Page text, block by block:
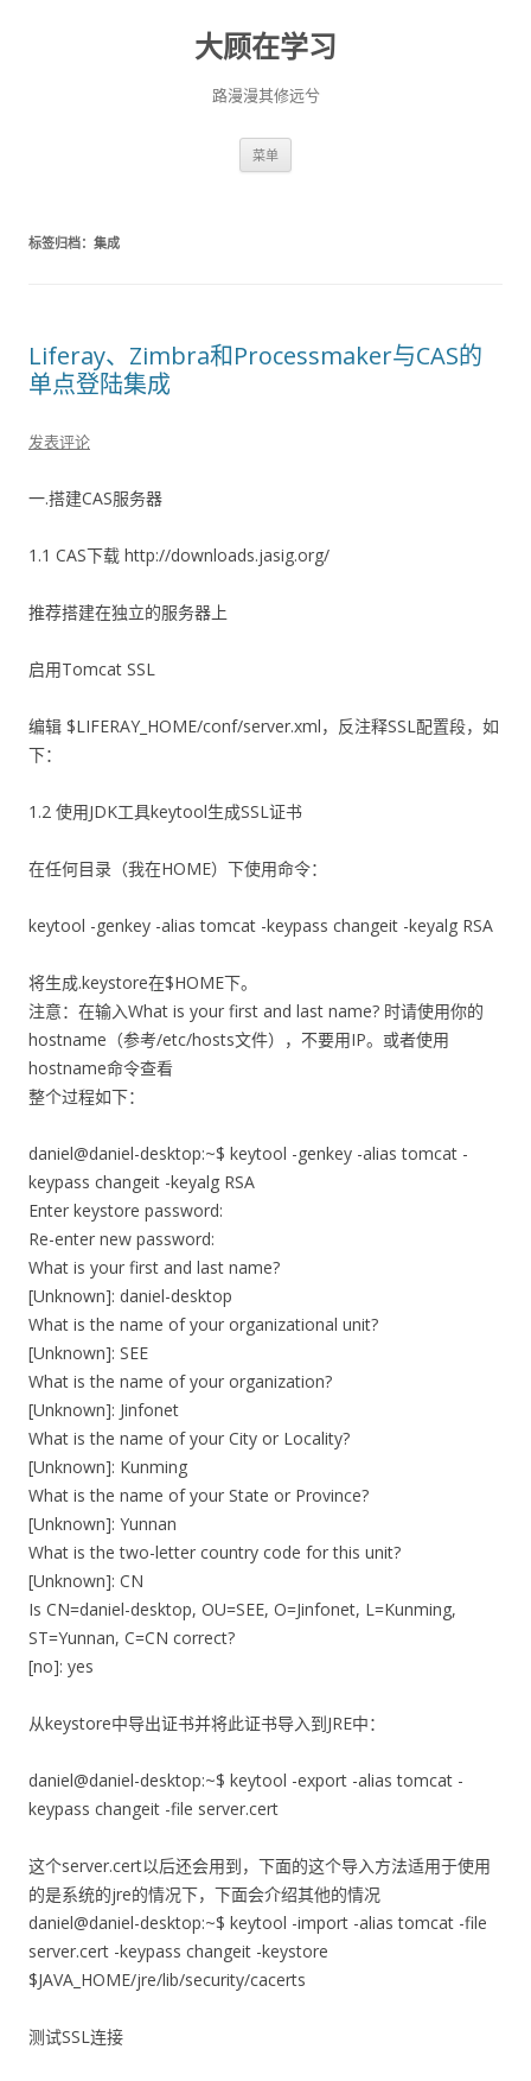
大顾在学习
路漫漫其修远兮
菜单
标签归档： 集成
Liferay、Zimbra和Processmaker与CAS的
单点登陆集成
发表评论
一.搭建CAS服务器
1.1 CAS下载 http://downloads.jasig.org/
推荐搭建在独立的服务器上
启用Tomcat SSL
编辑 $LIFERAY_HOME/conf/server.xml，反注释SSL配置段，如
下：
1.2 使用JDK工具keytool生成SSL证书
在任何目录（我在HOME）下使用命令：
keytool -genkey -alias tomcat -keypass changeit -keyalg RSA
将生成.keystore在$HOME下。
注意：在输入What is your first and last name? 时请使用你的
hostname（参考/etc/hosts文件），不要用IP。或者使用
hostname命令查看
整个过程如下：
daniel@daniel-desktop:~$ keytool -genkey -alias tomcat -
keypass changeit -keyalg RSA
Enter keystore password:
Re-enter new password:
What is your first and last name?
[Unknown]: daniel-desktop
What is the name of your organizational unit?
[Unknown]: SEE
What is the name of your organization?
[Unknown]: Jinfonet
What is the name of your City or Locality?
[Unknown]: Kunming
What is the name of your State or Province?
[Unknown]: Yunnan
What is the two-letter country code for this unit?
[Unknown]: CN
Is CN=daniel-desktop, OU=SEE, O=Jinfonet, L=Kunming,
ST=Yunnan, C=CN correct?
[no]: yes
从keystore中导出证书并将此证书导入到JRE中：
daniel@daniel-desktop:~$ keytool -export -alias tomcat -
keypass changeit -file server.cert
这个server.cert以后还会用到，下面的这个导入方法适用于使用
的是系统的jre的情况下，下面会介绍其他的情况
daniel@daniel-desktop:~$ keytool -import -alias tomcat -file
server.cert -keypass changeit -keystore
$JAVA_HOME/jre/lib/security/cacerts
测试SSL连接